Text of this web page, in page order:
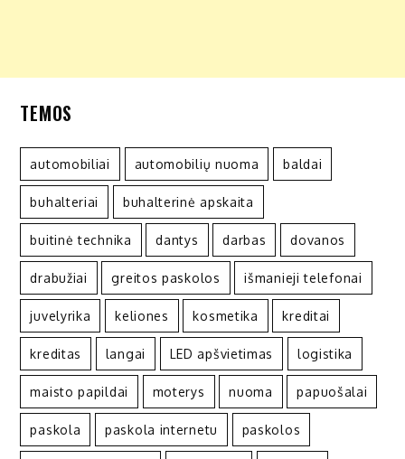
TEMOS
automobiliai automobilių nuoma baldai
buhalteriai buhalterinė apskaita
buitinė technika dantys darbas dovanos
drabužiai greitos paskolos išmanieji telefonai
juvelyrika keliones kosmetika kreditai
kreditas langai LED apšvietimas logistika
maisto papildai moterys nuoma papuošalai
paskola paskola internetu paskolos